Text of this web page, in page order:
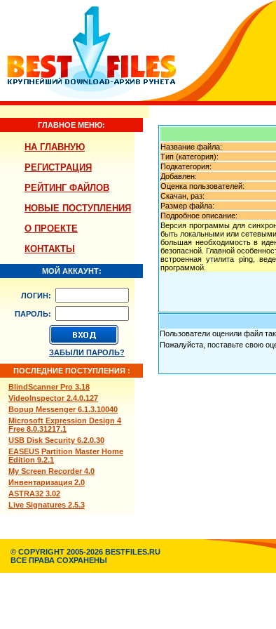
ГЛАВНОЕ МЕНЮ:
НА ГЛАВНУЮ
РЕГИСТРАЦИЯ
РЕЙТИНГ ФАЙЛОВ
НОВЫЕ ПОСТУПЛЕНИЯ
О ПРОЕКТЕ
КОНТАКТЫ
МОЙ АККАУНТ:
ЛОГИН:
ПАРОЛЬ:
ЗАБЫЛИ ПАРОЛЬ?
ПОСЛЕДНИЕ ПОСТУПЛЕНИЯ :
BlindScanner Pro 3.18
VideoInspector 2.4.0.127
Bopup Messenger 6.1.3.10040
Microsoft Expression Design 4
Free 8.0.31217.1
USB Disk Security 6.2.0.30
EASEUS Partition Master Home
Edition 9.2.1
My Screen Recorder 4.0
Инвентаризация 2.0
ASTRA32 3.02
Live Signatures 2.5.3
Название файла:
Тип (категория):
Подкатегория:
Добавлен:
Оценка пользователей:
Скачан, раз:
Размер файла:
Подробное описание:
Версия программы для
быть локальными или
большая необходимость в
безопасной. Главной
встроенная утилита ping,
программой.
Пользователи оценили файл
Пожалуйста, поставьте свою
© COPYRIGHT 2005-2026 BESTFILES.RU
ВСЕ ПРАВА СОХРАНЕНЫ